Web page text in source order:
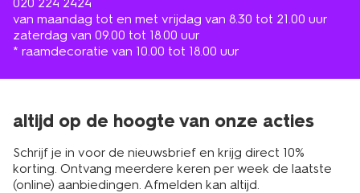
van maandag tot en met vrijdag van 8.30 tot 21.00 uur
zaterdag van 09.00 tot 18.00 uur
* raamdecoratie van 10.00 tot 18.00 uur
altijd op de hoogte van onze acties
Schrijf je in voor de nieuwsbrief en krijg direct 10%
korting. Ontvang meerdere keren per week de laatste
(online) aanbiedingen. Afmelden kan altijd.